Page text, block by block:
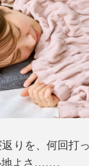
りを、何回打
よさ……。